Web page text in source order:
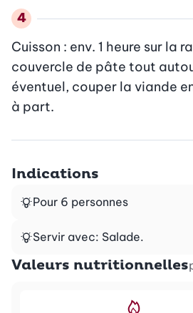
Cuisson : env. 1 heure sur la
couvercle de pâte tout
éventuel, couper la viande
à part.
Indications
Pour 6 personnes
Servir avec: Salade.
Valeurs nutritionnelles